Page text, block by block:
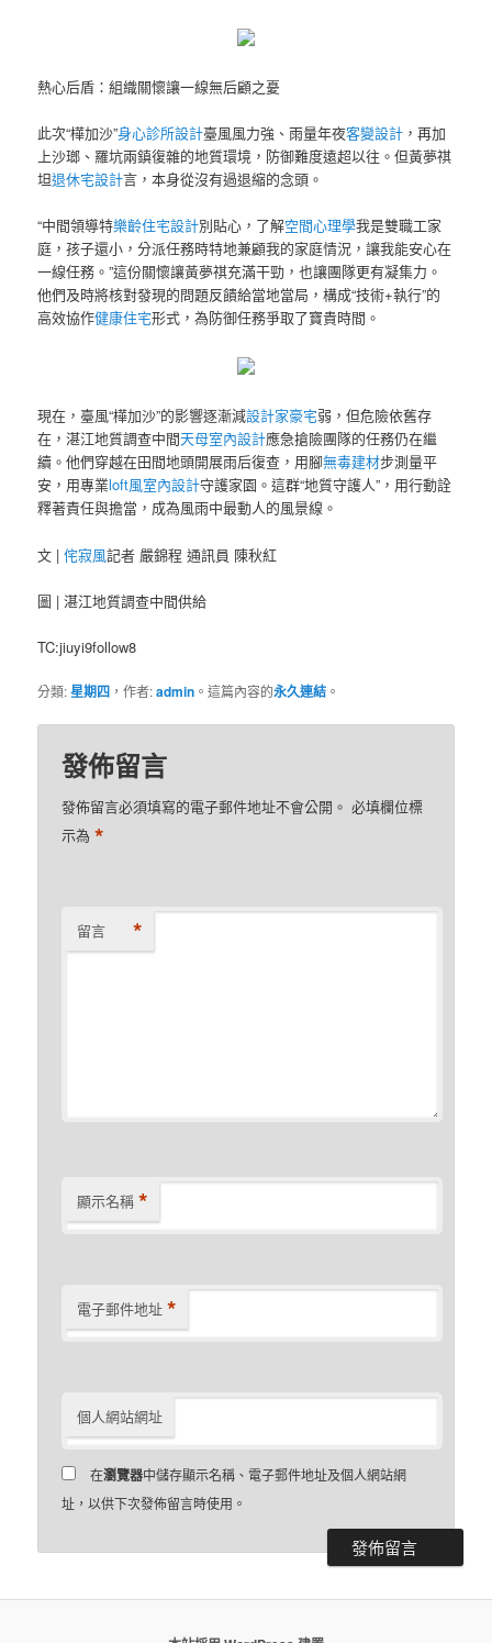
熱心后盾：組織關懷讓一線無后顧之憂
此次“樺加沙”身心診所設計臺風風力強、雨量年夜客變設計 ，再加
上沙瑯、羅坑兩鎮復雜的地質環境，防御難度遠超以往。但黃夢祺
坦退休宅設計言，本身從沒有過退縮的念頭。
“中間領導特樂齡住宅設計別貼心，了解空間心理學我是雙職工家
庭，孩子還小，分派任務時特地兼顧我的家庭情況，讓我能安心在
一線任務。”這份關懷讓黃夢祺充滿干勁，也讓團隊更有凝集力。
他們及時將核對發現的問題反饋給當地當局，構成“技術+執行”的
高效協作健康住宅形式，為防御任務爭取了寶貴時間。
現在，臺風“樺加沙”的影響逐漸減設計家豪宅弱，但危險依舊存
在，湛江地質調查中間天母室內設計應急搶險團隊的任務仍在繼
續。他們穿越在田間地頭開展雨后復查，用腳無毒建材步測量平
安，用專業loft風室內設計守護家園。這群“地質守護人”，用行動詮
釋著責任與擔當，成為風雨中最動人的風景線。
文 |侘寂風記者 嚴錦程 通訊員 陳秋紅
圖 | 湛江地質調查中間供給
TC:jiuyi9follow8
分類:星期四 ，作者:admin 。這篇內容的永久連結 。
發佈留言
發佈留言必須填寫的電子郵件地址不會公開。 必填欄位標
示為*
留言 *
顯示名稱 *
電子郵件地址 *
個人網站網址
在瀏覽器中儲存顯示名稱、電子郵件地址及個人網站網
址，以供下次發佈留言時使用。